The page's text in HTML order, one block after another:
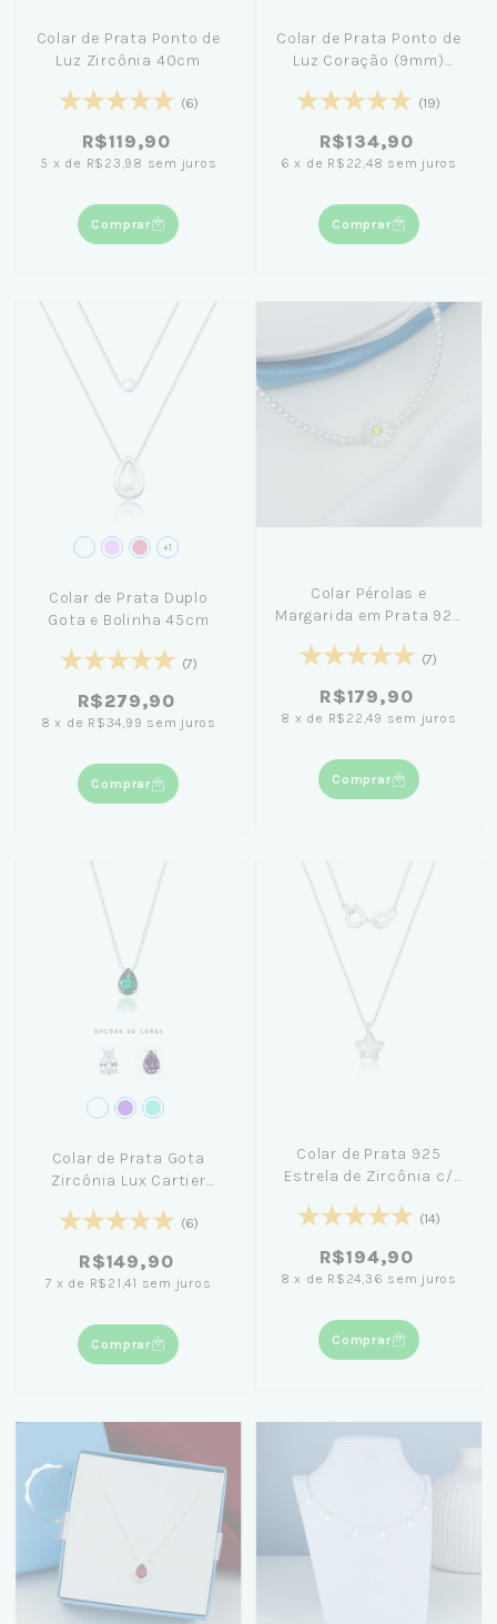
Colar de Prata Ponto de
Luz Zircônia 40cm
(6)
R$119,90
5 x de R$23,98 sem juros
Comprar
Colar de Prata Ponto de
Luz Coração (9mm)
(19)
R$134,90
6 x de R$22,48 sem juros
Comprar
+1
Colar de Prata Duplo
Gota e Bolinha 45cm
(7)
R$279,90
8 x de R$34,99 sem juros
Comprar
Colar Pérolas e
Margarida em Prata 925
(7)
R$179,90
8 x de R$22,49 sem juros
Comprar
Colar de Prata Gota
Zircônia Lux Cartier
(6)
R$149,90
7 x de R$21,41 sem juros
Comprar
Colar de Prata 925
Estrela de Zircônia c/
(14)
R$194,90
8 x de R$24,36 sem juros
Comprar